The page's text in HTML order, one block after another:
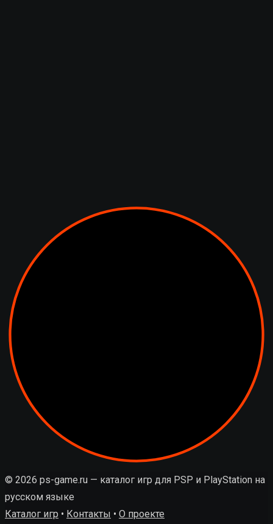
© 2026 ps-game.ru — каталог игр для PSP и PlayStation на
русском языке
Каталог игр • Контакты • О проекте